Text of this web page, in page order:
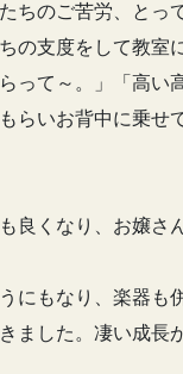
ちのご苦労、とっ
の支度をして教室
って～。」「高い
らいお背中に乗せ
良くなり、お嬢さ
にもなり、楽器も
ました。凄い成長